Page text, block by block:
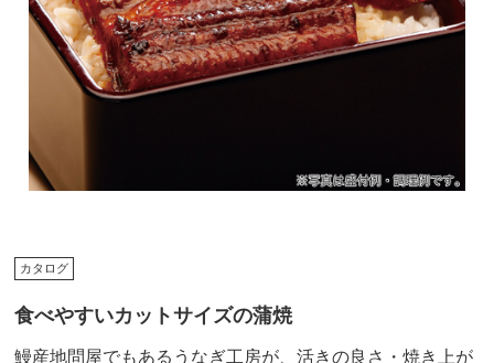
カタログ
食べやすいカットサイズの蒲焼
鰻産地問屋でもあるうなぎ工房が、活きの良さ・焼き上が